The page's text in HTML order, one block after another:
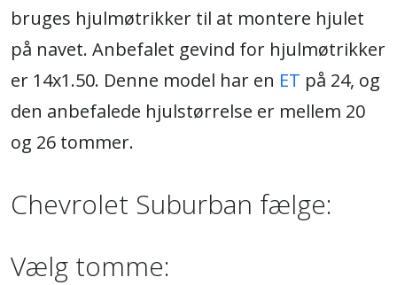
bruges hjulmøtrikker til at montere hjulet
på navet. Anbefalet gevind for hjulmøtrikker
er 14x1.50. Denne model har en ET på 24, og
den anbefalede hjulstørrelse er mellem 20
og 26 tommer.
Chevrolet Suburban fælge:
Vælg tomme: